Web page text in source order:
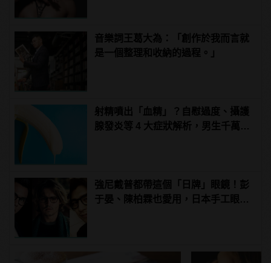
音樂詞王葛大為：「創作於我而言就
是一個整理和收納的過程。」
射精噴出「血精」？自慰過度、攝護
腺發炎等 4 大症狀解析，男生千萬要
強尼戴普都帶這個「日牌」眼鏡！彭
于晏、陳柏霖也愛用，日本手工眼鏡